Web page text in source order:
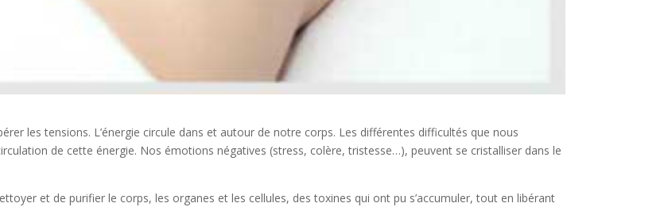
les tensions. L’énergie circule dans et autour de notre corps. Les différentes difficultés que nous
de cette énergie. Nos émotions négatives (stress, colère, tristesse…), peuvent se cristalliser dans le
et de purifier le corps, les organes et les cellules, des toxines qui ont pu s’accumuler, tout en libérant